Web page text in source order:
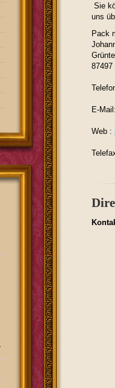
Sie
uns
Pack
87497
E-
Web :